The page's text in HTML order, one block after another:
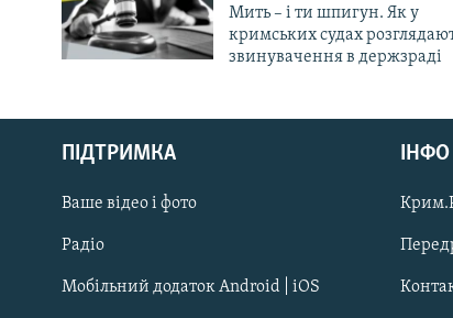
Русский
Qırımtatar
ДОЛУЧАЙСЯ!
Мить – і ти шпигун. Як у
кримських судах
звинувачення в держзраді
ПІДТРИМКА
Ваше відео і фото
Радіо
Мобільний додаток Android | iOS
ІНФО